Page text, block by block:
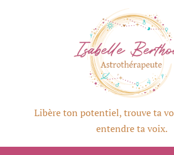
Libère ton potentiel, trouve ta
entendre ta voix.